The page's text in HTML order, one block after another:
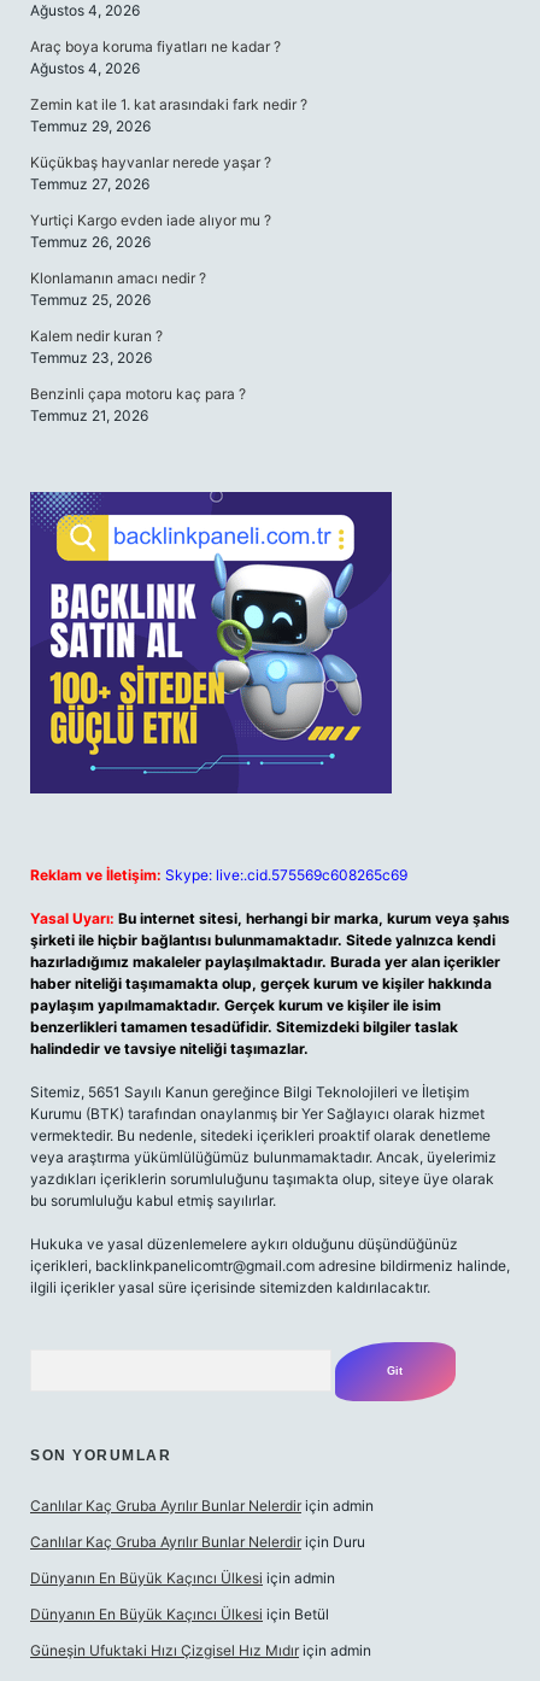
Ağustos 4, 2026
Araç boya koruma fiyatları ne kadar ?
Ağustos 4, 2026
Zemin kat ile 1. kat arasındaki fark nedir ?
Temmuz 29, 2026
Küçükbaş hayvanlar nerede yaşar ?
Temmuz 27, 2026
Yurtiçi Kargo evden iade alıyor mu ?
Temmuz 26, 2026
Klonlamanın amacı nedir ?
Temmuz 25, 2026
Kalem nedir kuran ?
Temmuz 23, 2026
Benzinli çapa motoru kaç para ?
Temmuz 21, 2026
Reklam ve İletişim: Skype: live:.cid.575569c608265c69
Yasal Uyarı: Bu internet sitesi, herhangi bir marka, kurum veya şahıs
şirketi ile hiçbir bağlantısı bulunmamaktadır. Sitede yalnızca kendi
hazırladığımız makaleler paylaşılmaktadır. Burada yer alan içerikler
haber niteliği taşımamakta olup, gerçek kurum ve kişiler hakkında
paylaşım yapılmamaktadır. Gerçek kurum ve kişiler ile isim
benzerlikleri tamamen tesadüfidir. Sitemizdeki bilgiler taslak
halindedir ve tavsiye niteliği taşımazlar.
Sitemiz, 5651 Sayılı Kanun gereğince Bilgi Teknolojileri ve İletişim
Kurumu (BTK) tarafından onaylanmış bir Yer Sağlayıcı olarak hizmet
vermektedir. Bu nedenle, sitedeki içerikleri proaktif olarak denetleme
veya araştırma yükümlülüğümüz bulunmamaktadır. Ancak, üyelerimiz
yazdıkları içeriklerin sorumluluğunu taşımakta olup, siteye üye olarak
bu sorumluluğu kabul etmiş sayılırlar.
Hukuka ve yasal düzenlemelere aykırı olduğunu düşündüğünüz
içerikleri, backlinkpanelicomtr@gmail.com adresine bildirmeniz halinde,
ilgili içerikler yasal süre içerisinde sitemizden kaldırılacaktır.
SON YORUMLAR
Canlılar Kaç Gruba Ayrılır Bunlar Nelerdir için admin
Canlılar Kaç Gruba Ayrılır Bunlar Nelerdir için Duru
Dünyanın En Büyük Kaçıncı Ülkesi için admin
Dünyanın En Büyük Kaçıncı Ülkesi için Betül
Güneşin Ufuktaki Hızı Çizgisel Hız Mıdır için admin